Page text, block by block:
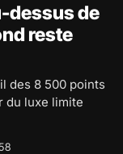
dessus de
reste
des 8 500 points
du luxe limite